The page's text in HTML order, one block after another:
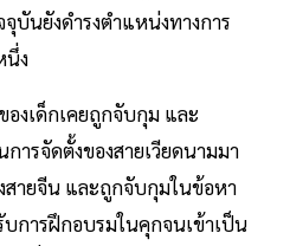
บันยังดำรงตำแหน่งทางการ
นึ่ง
องเด็กเคยถูกจับกุม และ
ารจัดตั้งของสายเวียดนามมา
สายจีน และถูกจับกุมในข้อหา
การฝึกอบรมในคุกจนเข้าเป็น